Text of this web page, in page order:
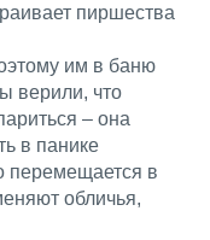
пиршества
им в баню
верили, что
– она
в панике
перемещается в
обличья,